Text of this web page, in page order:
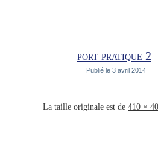
port pratique 2
Publié le 3 avril 2014
La taille originale est de 410 ×